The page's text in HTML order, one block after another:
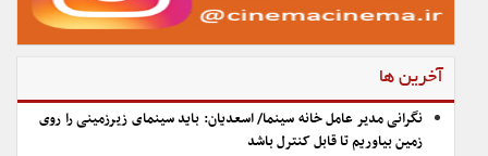
آخرین ها
نگرانی مدیر عامل خانه سینما/ اسعدیان: باید سینمای زیرزمینی را روی
زمین بیاوریم تا قابل کنترل باشد